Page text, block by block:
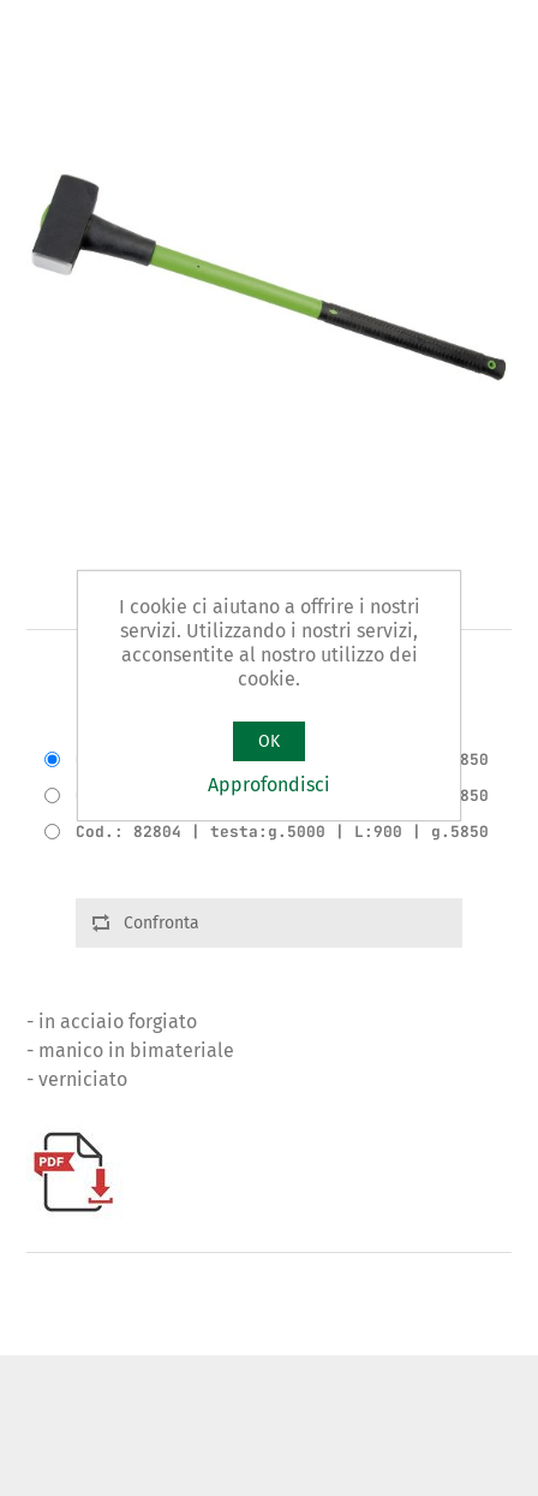
Art. 828 - mazza
TIPO MAZZA A COPPIA
Varianti del prodotto
Cod.: 82802 | testa:g.3000 | L:900 | g.3850
Cod.: 82803 | testa:g.4000 | L:900 | g.4850
Cod.: 82804 | testa:g.5000 | L:900 | g.5850
Confronta
- in acciaio forgiato
- manico in bimateriale
- verniciato
I cookie ci aiutano a offrire i nostri
servizi. Utilizzando i nostri servizi,
acconsentite al nostro utilizzo dei
cookie.
OK
Approfondisci